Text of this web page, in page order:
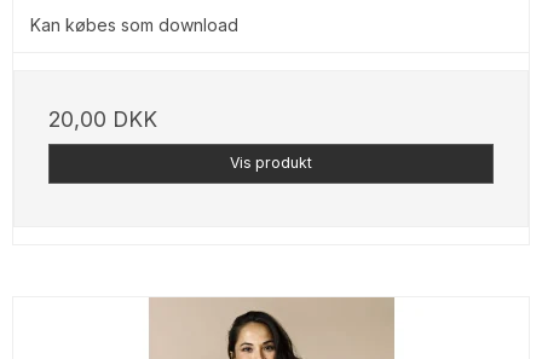
Kan købes som download
20,00 DKK
Vis produkt